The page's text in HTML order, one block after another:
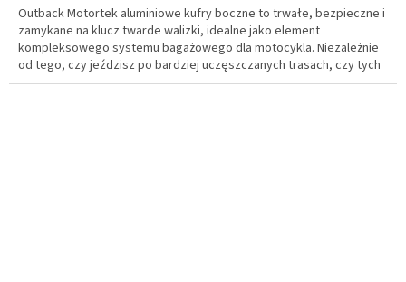
Outback Motortek aluminiowe kufry boczne to trwałe, bezpieczne i
zamykane na klucz twarde walizki, idealne jako element
kompleksowego systemu bagażowego dla motocykla. Niezależnie
od tego, czy jeździsz po bardziej uczęszczanych trasach, czy tych
mniej, twoje bagaże i cenne przedmioty są zawsze bezpieczne i